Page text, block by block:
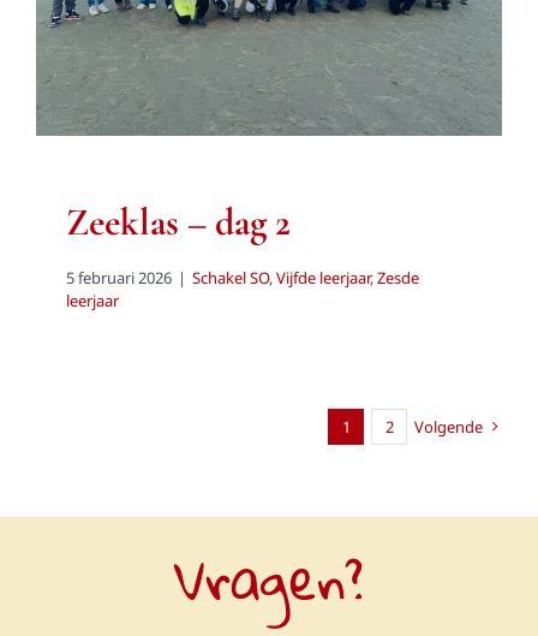
Zeeklas – dag 2
5 februari 2026 | Schakel SO,Vijfde leerjaar,Zesde
leerjaar
1 2 Volgende
Vragen?